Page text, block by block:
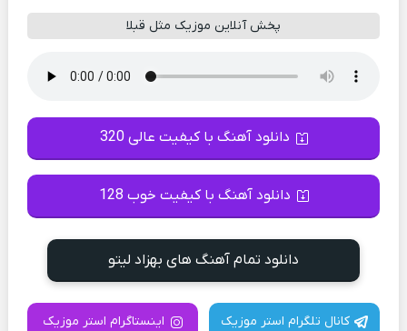
پخش آنلاین موزیک مثل قبلا
دانلود آهنگ با کیفیت عالی 320
دانلود آهنگ با کیفیت خوب 128
دانلود تمام آهنگ های بهزاد لیتو
کانال تلگرام استر موزیک اینستاگرام استر موزیک